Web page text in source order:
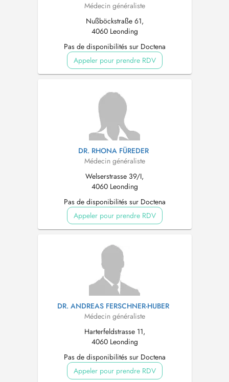
Médecin généraliste
Nußböckstraße 61,
4060 Leonding
Pas de disponibilités sur Doctena
Appeler pour prendre RDV
DR. RHONA FÜREDER
Médecin généraliste
Welserstrasse 39/I,
4060 Leonding
Pas de disponibilités sur Doctena
Appeler pour prendre RDV
DR. ANDREAS FERSCHNER-HUBER
Médecin généraliste
Harterfeldstrasse 11,
4060 Leonding
Pas de disponibilités sur Doctena
Appeler pour prendre RDV